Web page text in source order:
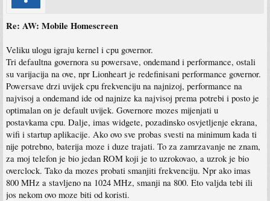
Re: AW: Mobile Homescreen
Veliku ulogu igraju kernel i cpu governor.
Tri defaultna governora su powersave, ondemand i performance, ostali
su varijacija na ove, npr Lionheart je redefinisani performance governor.
Powersave drzi uvijek cpu frekvenciju na najnizoj, performance na
najvisoj a ondemand ide od najnize ka najvisoj prema potrebi i posto je
optimalan on je default uvijek. Governore mozes mijenjati u
postavkama cpu. Dalje, imas widgete, pozadinsko osvjetljenje ekrana,
wifi i startup aplikacije. Ako ovo sve probas svesti na minimum kada ti
nije potrebno, baterija moze i duze trajati. To za zamrzavanje ne znam,
za moj telefon je bio jedan ROM koji je to uzrokovao, a uzrok je bio
overclock. Tako da mozes probati smanjiti frekvenciju. Npr ako imas
800 MHz a stavljeno na 1024 MHz, smanji na 800. Eto valjda tebi ili
jos nekom ovo moze biti od koristi.